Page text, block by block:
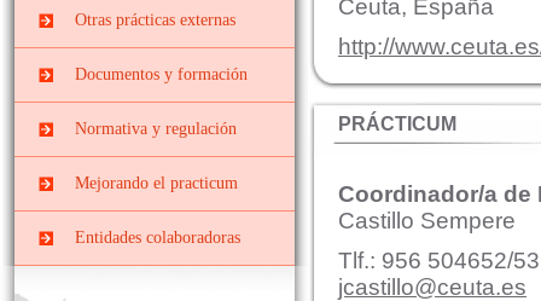
PRÁCTICUM I DEL
PRIMARIA
mención]
de Educación Social
Instituciones
socieducativas
Centros docentes
Otras prácticas externas
Prácticas
EXTRACURRICULARES
Prácticas ERASMUS
Documentos y formación
Cursos, congresos y
jornadas
Documentos y Tutoriales
Normativa y regulación
Convenios y Órdenes
Reguladoras
Comisiones
Interna
Planes de prácticas
Mejorando el practicum
Datos y cifras de cursos
anteriores
Entidades colaboradoras
Ceuta, España
http://
PRÁCTICUM
Coordinador/a de
Castillo Sempere
Tlf.: 956 504652/53
jcastillo@ceuta.es